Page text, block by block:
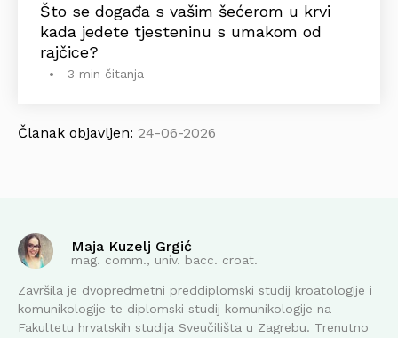
Što se događa s vašim šećerom u krvi
kada jedete tjesteninu s umakom od
rajčice?
3 min čitanja
Članak objavljen: 24-06-2026
Maja Kuzelj Grgić
mag. comm., univ. bacc. croat.
Završila je dvopredmetni preddiplomski studij kroatologije i
komunikologije te diplomski studij komunikologije na
Fakultetu hrvatskih studija Sveučilišta u Zagrebu. Trenutno